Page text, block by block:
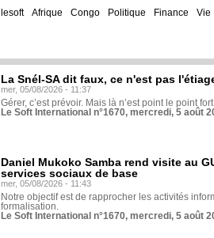
lesoft Afrique Congo Politique Finance Vie
La Snél-SA dit faux, ce n'est pas
mer, 05/08/2026 - 11:37
Gérer, c’est prévoir. Mais là n’est point le point
Le Soft International n°1670, mercredi, 5 août
Daniel Mukoko Samba rend visite au
services sociaux de base
mer, 05/08/2026 - 11:43
Notre objectif est de rapprocher les activités
formalisation.
Le Soft International n°1670, mercredi, 5 août